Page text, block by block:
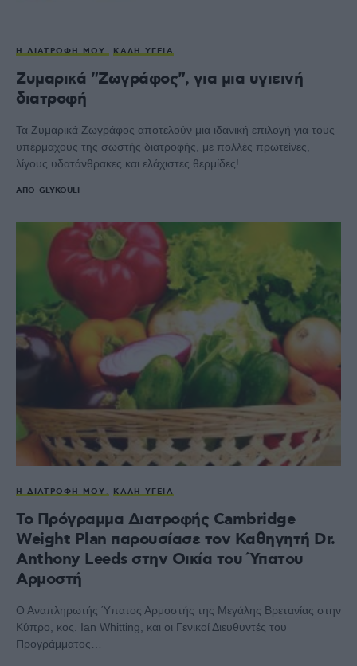
Η ΔΙΑΤΡΟΦΉ ΜΟΥ ΚΑΛΉ ΥΓΕΊΑ
Ζυμαρικά "Ζωγράφος", για μια υγιεινή
διατροφή
Τα Ζυμαρικά Ζωγράφος αποτελούν μια ιδανική επιλογή για τους
υπέρμαχους της σωστής διατροφής, με πολλές πρωτείνες,
λίγους υδατάνθρακες και ελάχιστες θερμίδες!
ΑΠΌ GLYKOULI
Η ΔΙΑΤΡΟΦΉ ΜΟΥ ΚΑΛΉ ΥΓΕΊΑ
Το Πρόγραμμα Διατροφής Cambridge
Weight Plan παρουσίασε τον Καθηγητή Dr.
Anthony Leeds στην Οικία του Ύπατου
Αρμοστή
Ο Αναπληρωτής Ύπατος Αρμοστής της Μεγάλης Βρετανίας στην
Κύπρο, κος. Ian Whitting, και οι Γενικοί Διευθυντές του
Προγράμματος…